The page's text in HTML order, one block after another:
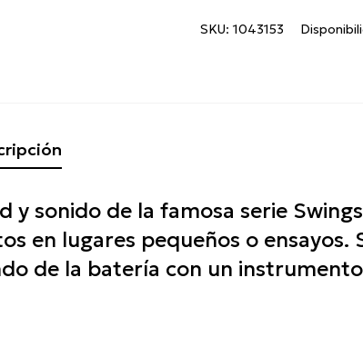
SKU: 1043153
sonido de la famosa serie
en lugares pequeños o ensayos.
de la batería con un